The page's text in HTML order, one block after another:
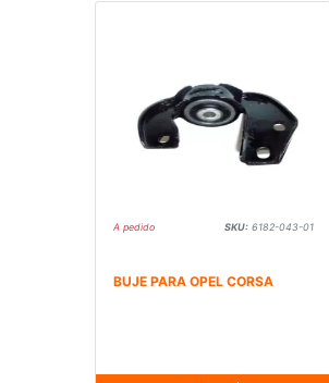
A pedido SKU: 6182-043-01
BUJE PARA OPEL CORSA